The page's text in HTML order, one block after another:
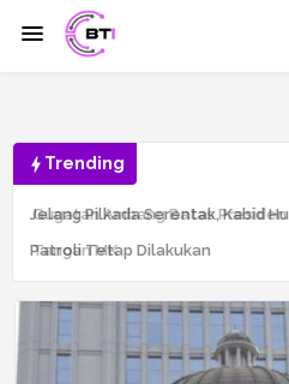
Trending
Jelang Pilkada Serentak, Kabid
Patroli Tetap Dilakukan